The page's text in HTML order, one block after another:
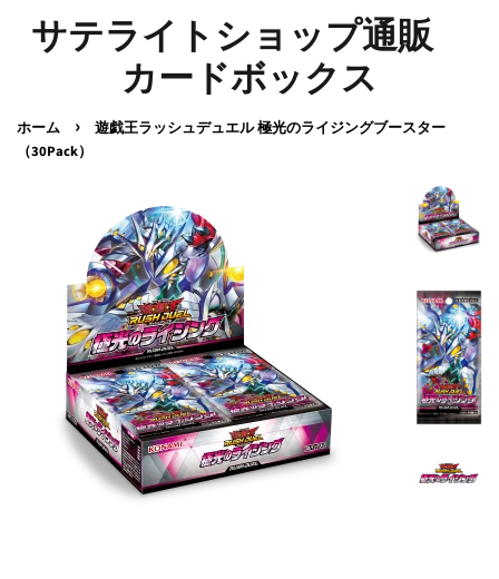
サテライトショップ通販
カードボックス
ホーム ›
遊戯王ラッシュデュエル 極光のライジングブースター
（30Pack）